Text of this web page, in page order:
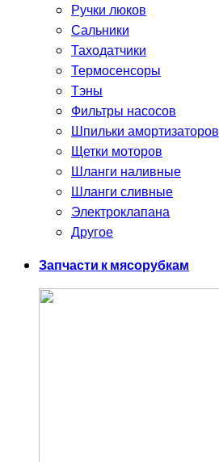
Ручки люков
Сальники
Таходатчики
Термосенсоры
Тэны
Фильтры насосов
Шпильки амортизаторов
Щетки моторов
Шланги наливные
Шланги сливные
Электроклапана
Другое
Запчасти к мясорубкам